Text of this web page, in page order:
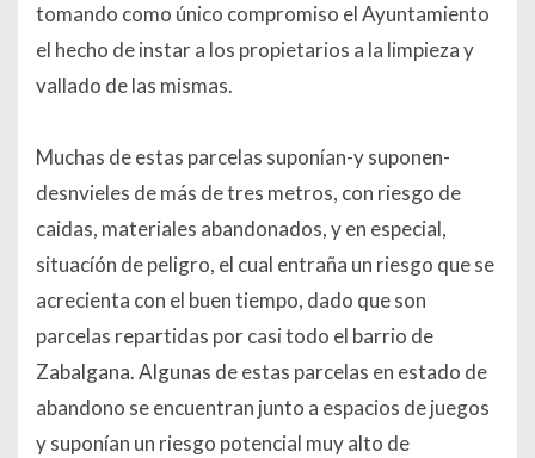
tomando como único compromiso el Ayuntamiento
el hecho de instar a los propietarios a la limpieza y
vallado de las mismas.
Muchas de estas parcelas suponían-y suponen-
desnvieles de más de tres metros, con riesgo de
caidas, materiales abandonados, y en especial,
situacíón de peligro, el cual entraña un riesgo que se
acrecienta con el buen tiempo, dado que son
parcelas repartidas por casi todo el barrio de
Zabalgana. Algunas de estas parcelas en estado de
abandono se encuentran junto a espacios de juegos
y suponían un riesgo potencial muy alto de